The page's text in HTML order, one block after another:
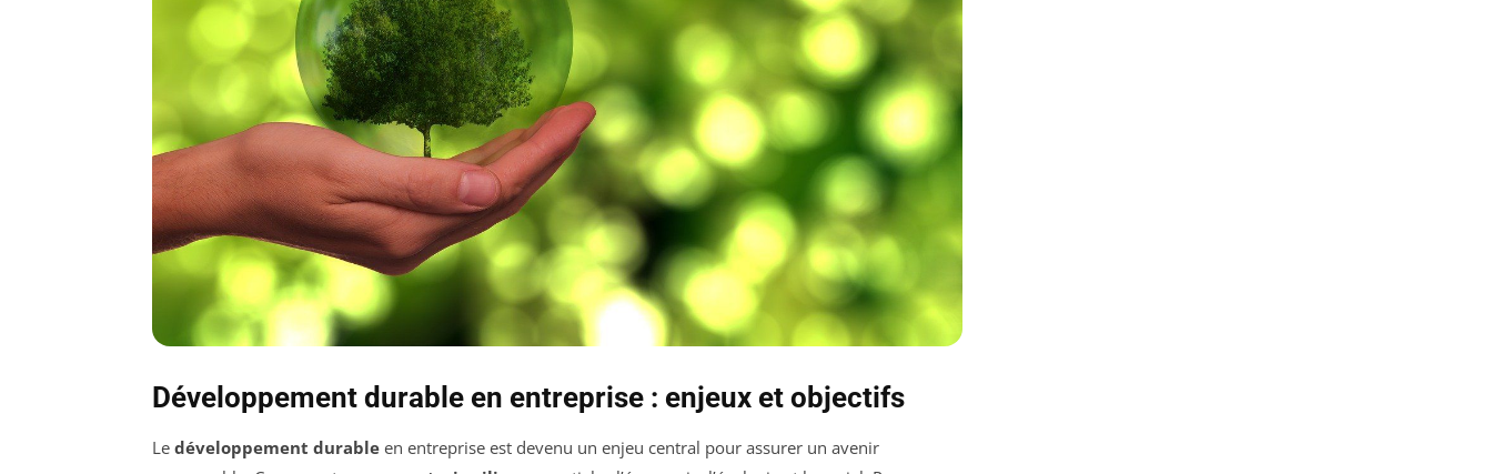
Développement durable en entreprise : enjeux et objectifs
Le développement durable en entreprise est devenu un enjeu central pour assurer un avenir